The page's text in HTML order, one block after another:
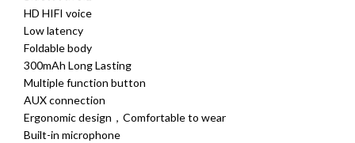
HD HIFI voice
Low latency
Foldable body
300mAh Long Lasting
Multiple function button
AUX connection
Ergonomic design，Comfortable to wear
Built-in microphone